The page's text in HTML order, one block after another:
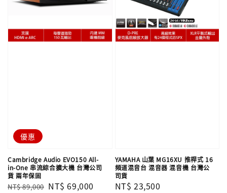
優惠
Cambridge Audio EVO150 All-
in-One 串流綜合擴大機 台灣公司
貨 兩年保固
Regular
NT$ 89,000 Sale
NT$ 69,000
YAMAHA 山葉 MG16XU 推桿式 16
頻道混音台 混音器 混音機 台灣公
司貨
Regular
NT$ 23,500